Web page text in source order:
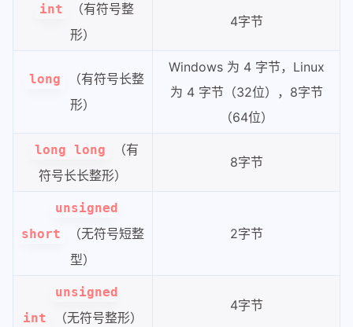
int
（有符号整
形）
4字节
long
（有符号长整
形）
Windows 为 4 字节，Linux
为 4 字节（32位），8字节
（64位）
long long
（有
符号长长整形）
8字节
unsigned
short
（无符号短整
型）
2字节
unsigned
int
（无符号整形）
4字节